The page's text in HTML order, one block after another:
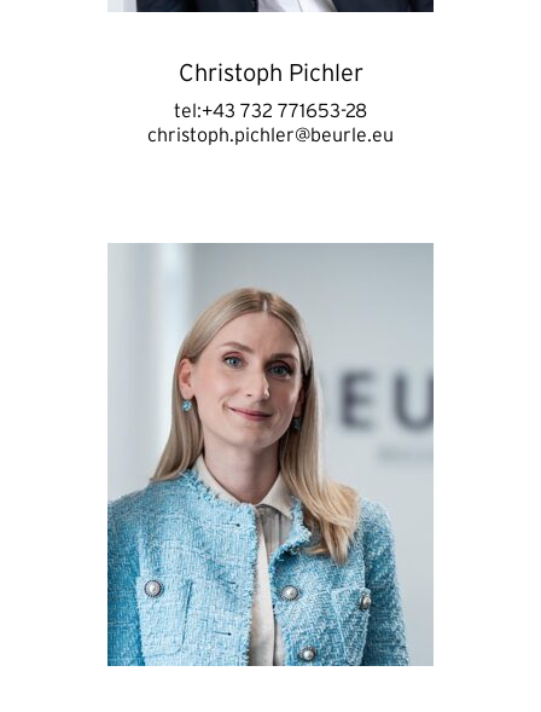
Christoph Pichler
tel:+43 732 771653-28
christoph.pichler@beurle.eu